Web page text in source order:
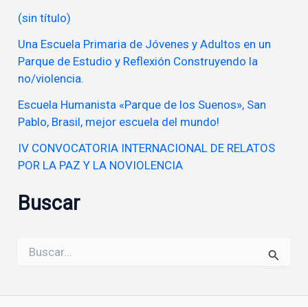
(sin título)
Una Escuela Primaria de Jóvenes y Adultos en un
Parque de Estudio y Reflexión Construyendo la
no/violencia.
Escuela Humanista «Parque de los Suenos», San
Pablo, Brasil, mejor escuela del mundo!
IV CONVOCATORIA INTERNACIONAL DE RELATOS
POR LA PAZ Y LA NOVIOLENCIA
Buscar
por: